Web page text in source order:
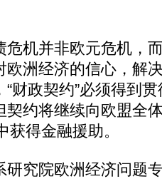
机并非欧元危机，
欧洲经济的信心，解
财政契约”必须得到
契约将继续向欧盟全
得金融援助。
究院欧洲经济问题